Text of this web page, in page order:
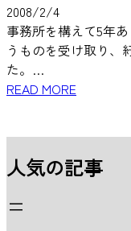
2008/2/4
事務所を構えて5年
うものを受け取り、
た。…
READ MORE
人気の記事